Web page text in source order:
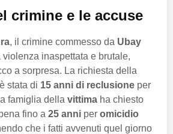
crimine e le accuse
, il crimine commesso da Ubay
violenza inaspettata e brutale,
a sorpresa. La richiesta della
è stata di 15 anni di reclusione per
famiglia della vittima ha chiesto
fino a 25 anni per omicidio
che i fatti avvenuti quel giorno